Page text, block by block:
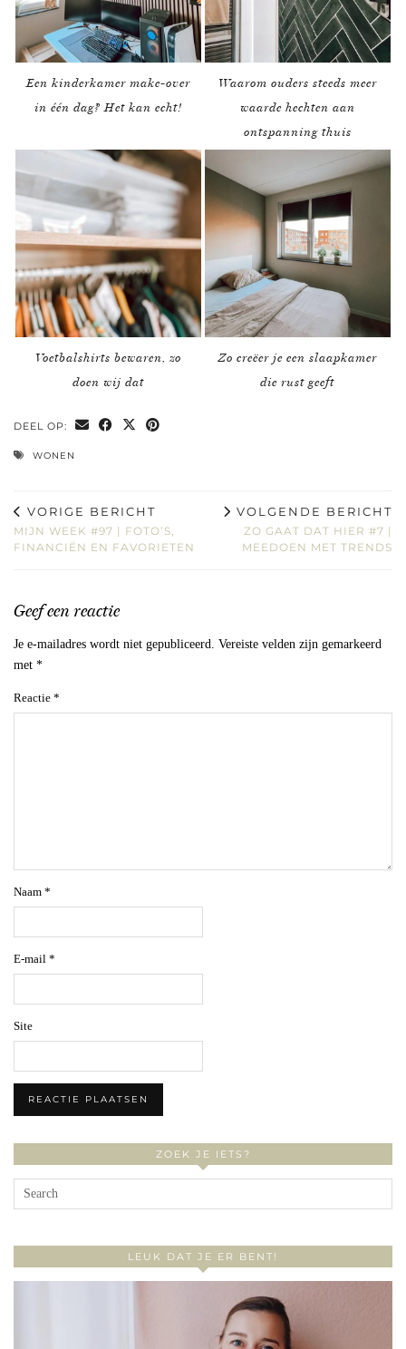
Een kinderkamer make-over
in één dag? Het kan echt!
Waarom ouders steeds meer
waarde hechten aan
ontspanning thuis
Voetbalshirts bewaren, zo
doen wij dat
Zo creëer je een slaapkamer
die rust geeft
DEEL OP:
WONEN
VORIGE BERICHT
MIJN WEEK #97 | FOTO’S,
FINANCIËN EN FAVORIETEN
VOLGENDE BERICHT
ZO GAAT DAT HIER #7 |
MEEDOEN MET TRENDS
Geef een reactie
Je e-mailadres wordt niet gepubliceerd. Vereiste velden zijn gemarkeerd
met *
Reactie *
Naam *
E-mail *
Site
ZOEK JE IETS?
LEUK DAT JE ER BENT!